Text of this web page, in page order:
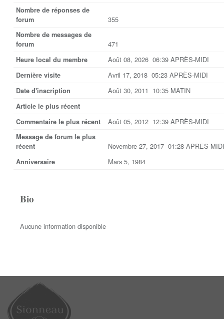
Nombre de réponses de
forum
355
Nombre de messages de
forum
471
Heure local du membre Août 08, 2026 06:39 APRÈS-MIDI
Dernière visite Avril 17, 2018 05:23 APRÈS-MIDI
Date d'inscription Août 30, 2011 10:35 MATIN
Article le plus récent
Commentaire le plus récent
Août 05, 2012 12:39 APRÈS-MIDI
Message de forum le plus
récent
Novembre 27, 2017 01:28 APRÈS-MIDI
Anniversaire Mars 5, 1984
Bio
Aucune information disponible